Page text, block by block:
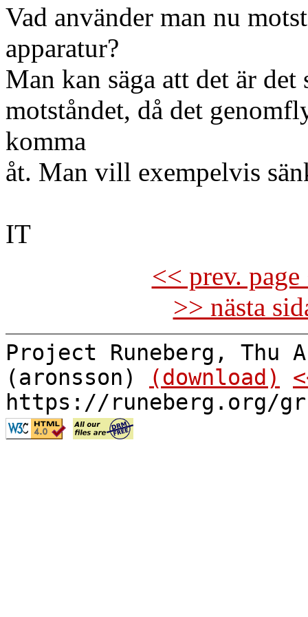
Vad använder man nu
apparatur?
Man kan säga att det är
motståndet, då det
komma
åt. Man vill exempelvis
IT
<< prev.
>> nästa
Project Runeberg, Thu
(aronsson)
(download)
https://runeberg.org/